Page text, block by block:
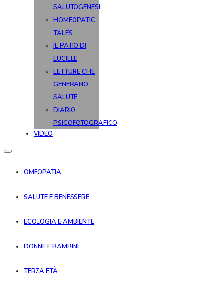
SALUTOGENESI
HOMEOPATIC
TALES
IL PATIO DI
LUCILLE
LETTURE CHE
GENERANO
SALUTE
DIARIO
PSICOFOTOGRAFICO
VIDEO
OMEOPATIA
SALUTE E BENESSERE
ECOLOGIA E AMBIENTE
DONNE E BAMBINI
TERZA ETÀ